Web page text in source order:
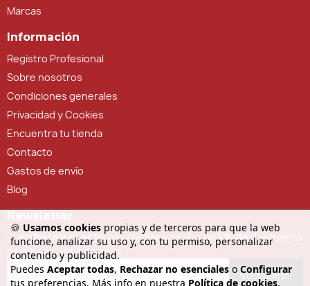
🍪 Usamos cookies propias y de terceros para que la web
funcione, analizar su uso y, con tu permiso, personalizar
contenido y publicidad.
Puedes Aceptar todas, Rechazar no esenciales o Configurar
tus preferencias. Más info en nuestra Política de cookies.
Marcas
Información
Registro Profesional
Sobre nosotros
Condiciones generales
Privacidad y Cookies
Encuentra tu tienda
Contacto
Gastos de envío
Blog
Suscríbete a nuestra newsletter y recibe un 5% de descuento
para tu próxima compra
Suscribirse